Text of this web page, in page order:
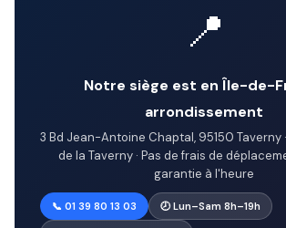
📍
Notre siège est en Île-de-
arrondissement
3 Bd Jean-Antoine Chaptal, 95150 Taverny
de la Taverny · Pas de frais de
garantie à l'heure
📞 01 39 80 13 03 🕗 Lun–Sam 8h–19h